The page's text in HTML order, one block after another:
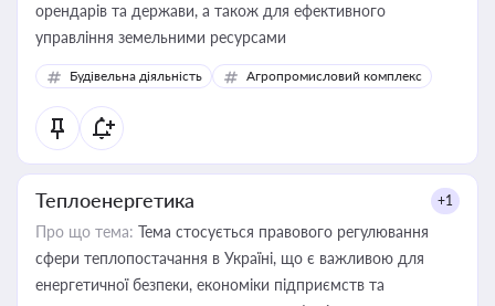
орендарів та держави, а також для ефективного
управління земельними ресурсами
Будівельна діяльність Агропромисловий комплекс
Теплоенергетика +1
Про що тема: Тема стосується правового регулювання
сфери теплопостачання в Україні, що є важливою для
енергетичної безпеки, економіки підприємств та